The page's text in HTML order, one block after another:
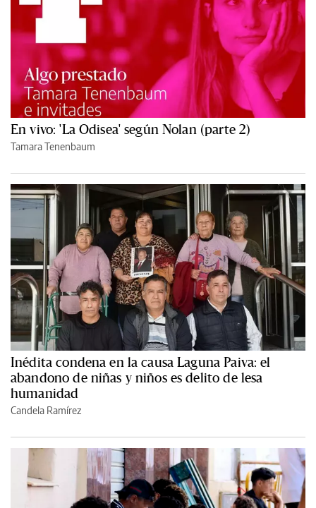
En vivo: 'La Odisea' según Nolan (parte 2)
Tamara Tenenbaum
Inédita condena en la causa Laguna Paiva: el
abandono de niñas y niños es delito de lesa
humanidad
Candela Ramírez